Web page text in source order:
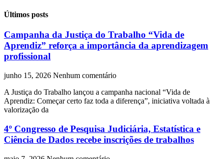
Últimos posts
Campanha da Justiça do Trabalho “Vida de
Aprendiz” reforça a importância da aprendizagem
profissional
junho 15, 2026 Nenhum comentário
A Justiça do Trabalho lançou a campanha nacional “Vida de
Aprendiz: Começar certo faz toda a diferença”, iniciativa voltada à
valorização da
4º Congresso de Pesquisa Judiciária, Estatística e
Ciência de Dados recebe inscrições de trabalhos